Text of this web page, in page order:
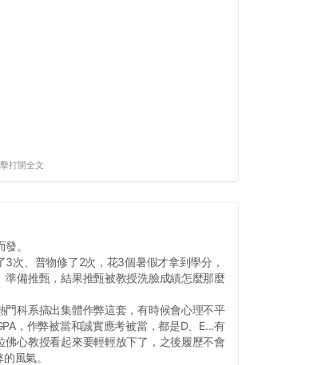
打開全文
。
次、普物修了2次，花3個暑假才拿到學分，
備推甄，結果推甄被教授洗臉成績怎麼那麼
科系搞出集體作弊這套，有時候會心理不平
，作弊被當和誠實應考被當，都是D、E...有
佛心教授看起來要輕輕放下了，之後履歷不會
風氣。